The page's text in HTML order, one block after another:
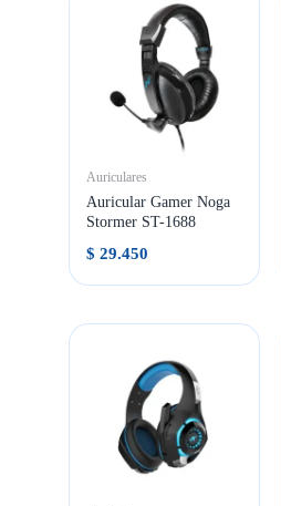
Auriculares
Auricular Gamer Noga
Stormer ST-1688
$ 29.450